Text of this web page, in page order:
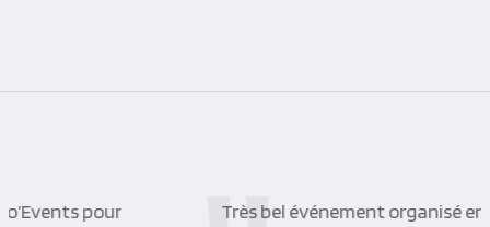
Très bel événement organisé en collaboration avec